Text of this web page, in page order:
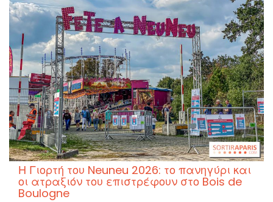
Η Γιορτή του Neuneu 2026: το πανηγύρι και
οι ατραξιόν του επιστρέφουν στο Bois de
Boulogne